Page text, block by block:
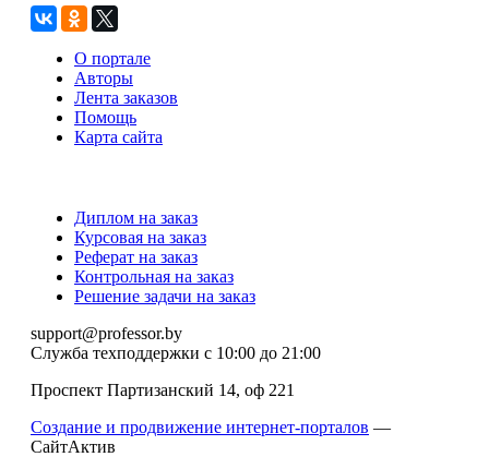
О портале
Авторы
Лента заказов
Помощь
Карта сайта
Диплом на заказ
Курсовая на заказ
Реферат на заказ
Контрольная на заказ
Решение задачи на заказ
support@professor.by
Служба техподдержки с 10:00 до 21:00
Проспект Партизанский 14, оф 221
Создание и продвижение интернет-порталов —
СайтАктив